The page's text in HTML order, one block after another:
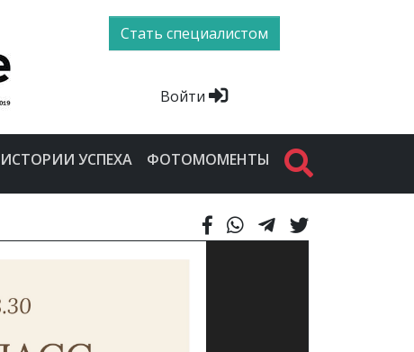
Стать специалистом
Войти
ИСТОРИИ УСПЕХА ФОТОМОМЕНТЫ